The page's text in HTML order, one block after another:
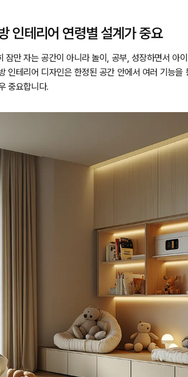
인테리어 연령별 설계가 중요
잠만 자는 공간이 아니라 놀이, 공부, 성장하면서 아
인테리어 디자인은 한정된 공간 안에서 여러 기능을
중요합니다.